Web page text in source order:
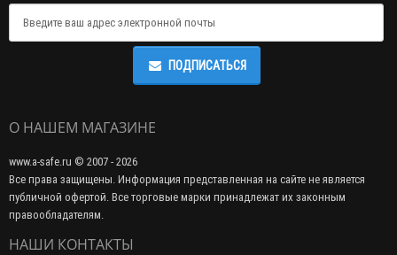
ПОДПИСАТЬСЯ
О НАШЕМ МАГАЗИНЕ
www.a-safe.ru © 2007 - 2026
Все права защищены. Информация представленная на сайте не является
публичной офертой. Все торговые марки принадлежат их законным
правообладателям.
НАШИ КОНТАКТЫ